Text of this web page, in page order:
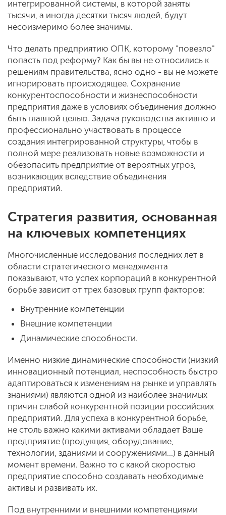
интегрированной системы, в которой заняты
тысячи, а иногда десятки тысяч людей, будут
несоизмеримо более значимы.
Что делать предприятию ОПК, которому "повезло"
попасть под реформу? Как бы вы не относились к
решениям правительства, ясно одно - вы не можете
игнорировать происходящее. Сохранение
конкурентоспособности и жизнеспособности
предприятия даже в условиях объединения должно
быть главной целью. Задача руководства активно и
профессионально участвовать в процессе
создания интегрированной структуры, чтобы в
полной мере реализовать новые возможности и
обезопасить предприятие от вероятных угроз,
возникающих вследствие объединения
предприятий.
Стратегия развития, основанная
на ключевых компетенциях
Многочисленные исследования последних лет в
области стратегического менеджмента
показывают, что успех корпораций в конкурентной
борьбе зависит от трех базовых групп факторов:
Внутренние компетенции
Внешние компетенции
Динамические способности.
Именно низкие динамические способности (низкий
инновационный потенциал, неспособность быстро
адаптироваться к изменениям на рынке и управлять
знаниями) являются одной из наиболее значимых
причин слабой конкурентной позиции российских
предприятий. Для успеха в конкурентной борьбе,
не столь важно какими активами обладает Ваше
предприятие (продукция, оборудование,
технологии, зданиями и сооружениями…) в данный
момент времени. Важно то с какой скоростью
предприятие способно создавать необходимые
активы и развивать их.
Под внутренними и внешними компетенциями